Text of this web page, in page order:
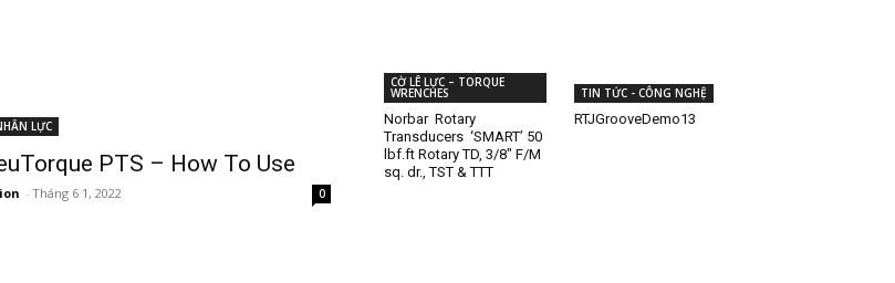
LỰC
PTS – How To Use
- Tháng 6 1, 2022 0
CỜ LÊ LỰC – TORQUE
WRENCHES
Norbar Rotary
Transducers ‘SMART’ 50
lbf.ft Rotary TD, 3/8″ F/M
sq. dr., TST & TTT
TIN TỨC - CÔNG NGHỆ
RTJGrooveDemo13